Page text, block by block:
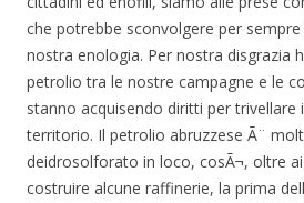
che potrebbe sconvolgere per
nostra enologia. Per nostra disgrazia
petrolio tra le nostre campagne e le
stanno acquisendo diritti per trivellare
territorio. Il petrolio abruzzese Ã¨
deidrosolforato in loco, cosÃ¬, oltre
costruire alcune raffinerie, la prima